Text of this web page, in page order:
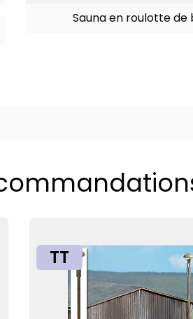
Sauna en roulotte de
TT